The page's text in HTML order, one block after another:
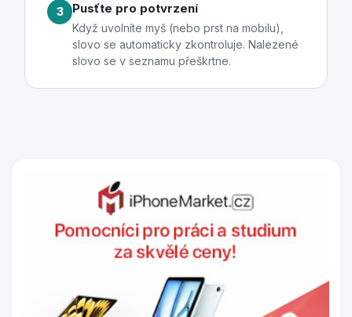
3
Pusťte pro potvrzení
Když uvolníte myš (nebo prst na mobilu),
slovo se automaticky zkontroluje. Nalezené
slovo se v seznamu přeškrtne.